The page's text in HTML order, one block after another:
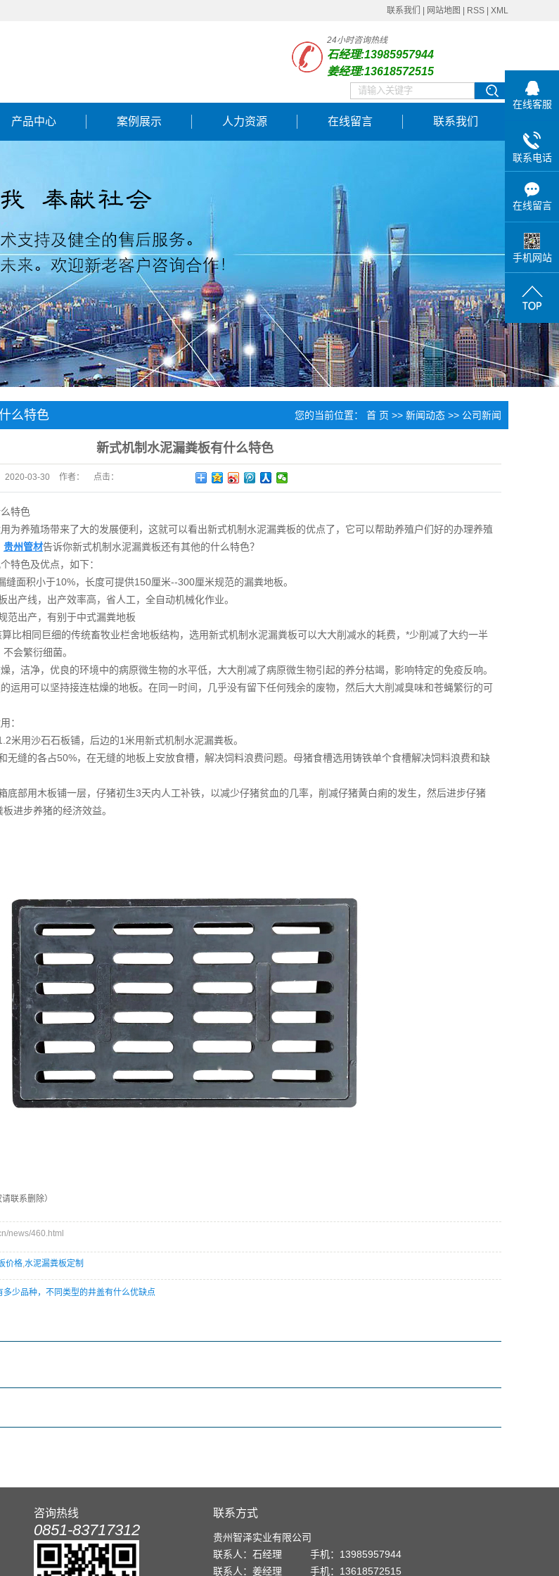
联系我们 网站地图 RSS XML
24小时咨询热线
石经理:13985957944
姜经理:13618572515
产品中心 案例展示 人力资源 在线留言 联系我们
么特色 您的当前位置： 首 页 >> 新闻动态 >> 公司新闻
新式机制水泥漏粪板有什么特色
2020-03-30 作者： 点击：
特色
为养殖场带来了大的发展便利，这就可以看出新式机制水泥漏粪板的优点了，它可以帮助养殖户们好的办理养殖
贵州管材告诉你新式机制水泥漏粪板还有其他的什么特色？
特色及优点，如下：
缝面积小于10%，长度可提供150厘米--300厘米规范的漏粪地板。
产线，出产效率高，省人工，全自动机械化作业。
范出产，有别于中式漏粪地板
比相同巨细的传统畜牧业栏舍地板结构，选用新式机制水泥漏粪板可以大大削减水的耗费，*少削减了大约一半
会繁衍细菌。
，洁净，优良的环境中的病原微生物的水平低，大大削减了病原微生物引起的养分枯竭，影响特定的免疫反响。
运用可以坚持接连枯燥的地板。在同一时间，几乎没有留下任何残余的废物，然后大大削减臭味和苍蝇繁衍的可
：
米用沙石石板铺，后边的1米用新式机制水泥漏粪板。
缝的各占50%，在无缝的地板上安放食槽，解决饲料浪费问题。母猪食槽选用铸铁单个食槽解决饲料浪费和缺
部用木板铺一层，仔猪初生3天内人工补铁，以减少仔猪贫血的几率，削减仔猪黄白痢的发生，然后进步仔猪
进步养猪的经济效益。
联系删除）
news/460.html
价格,水泥漏粪板定制
少品种，不同类型的井盖有什么优缺点
咨询热线
0851-83717312
联系方式
贵州智泽实业有限公司
联系人：石经理 手机：13985957944
联系人：姜经理 手机：13618572515
在线客服
联系电话
在线留言
手机网站